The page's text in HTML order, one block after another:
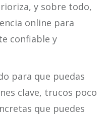
y sobre todo,
online para
confiable y
para que puedas
clave, trucos poco
que puedes